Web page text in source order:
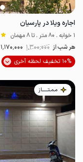
اجاره ویلا در پارسیان
1 خوابه . 80 متر . تا 8 مهمان
هر شب از 1٬300٬000 1٬170٬000
10% تخفیف لحظه آخری
مـمـتــــــاز